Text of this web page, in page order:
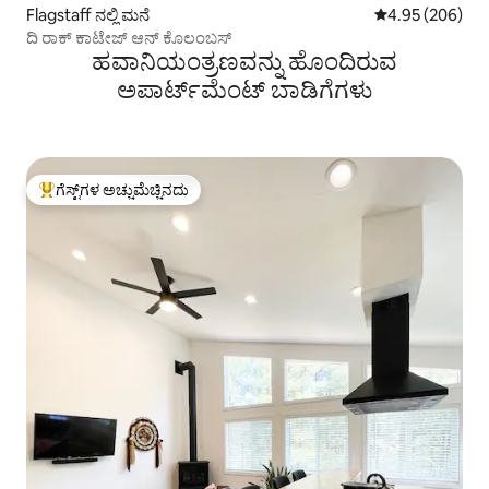
Flagstaff ನಲ್ಲಿ ಮನೆ 5 ರಲ್ಲಿ 4.95
4.95 (206)
ದಿ ರಾಕ್ ಕಾಟೇಜ್ ಆನ್ ಕೊಲಂಬಸ್
ಹವಾನಿಯಂತ್ರಣವನ್ನು ಹೊಂದಿರುವ
ಅಪಾರ್ಟ್‌ಮೆಂಟ್‌ ಬಾಡಿಗೆಗಳು
ಗೆಸ್ಟ್‌ಗಳಿಗೆ ಅತಿ ಹೆಚ್ಚು ಅಚ್ಚುಮೆಚ್ಚಿನದು
ಗೆಸ್ಟ್‌ಗಳ ಅಚ್ಚುಮೆಚ್ಚಿನದು